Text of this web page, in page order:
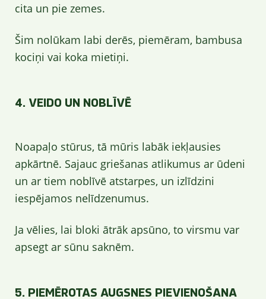
cita un pie zemes.
Šim nolūkam labi derēs, piemēram, bambusa
kociņi vai koka mietiņi.
4. VEIDO UN NOBLĪVĒ
Noapaļo stūrus, tā mūris labāk iekļausies
apkārtnē. Sajauc griešanas atlikumus ar ūdeni
un ar tiem noblīvē atstarpes, un izlīdzini
iespējamos nelīdzenumus.
Ja vēlies, lai bloki ātrāk apsūno, to virsmu var
apsegt ar sūnu saknēm.
5. PIEMĒROTAS AUGSNES PIEVIENOŠANA